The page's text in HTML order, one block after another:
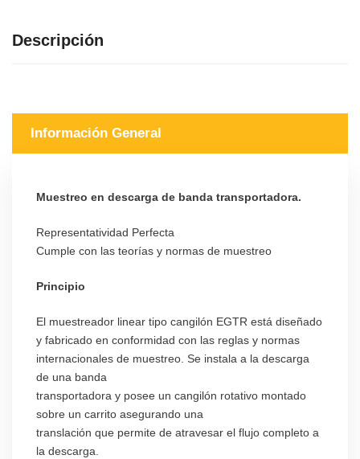
Descripción
Información General
Muestreo en descarga de banda transportadora.
Representatividad Perfecta
Cumple con las teorías y normas de muestreo
Principio
El muestreador linear tipo cangilón EGTR está diseñado
y fabricado en conformidad con las reglas y normas
internacionales de muestreo. Se instala a la descarga
de una banda
transportadora y posee un cangilón rotativo montado
sobre un carrito asegurando una
translación que permite de atravesar el flujo completo a
la descarga.